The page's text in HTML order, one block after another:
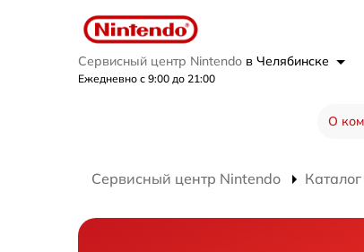
Сервисный центр Nintendo в Челябинске
Ежедневно с 9:00 до 21:00
О
Сервисный центр Nintendo